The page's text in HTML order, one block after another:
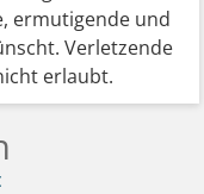
ermutigende und
Verletzende
erlaubt.